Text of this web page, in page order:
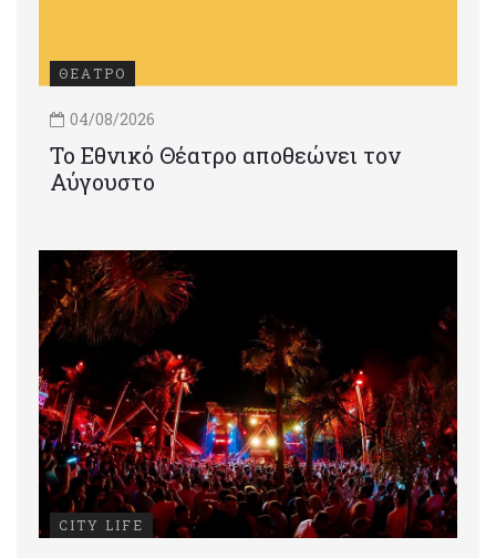
ΘΕΑΤΡΟ
04/08/2026
Το Εθνικό Θέατρο αποθεώνει τον
Αύγουστο
CITY LIFE